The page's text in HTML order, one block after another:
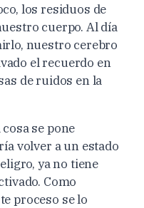
los residuos de
cuerpo. Al día
nuestro cerebro
el recuerdo en
de ruidos en la
se pone
volver a un estado
ya no tiene
Como
proceso se lo